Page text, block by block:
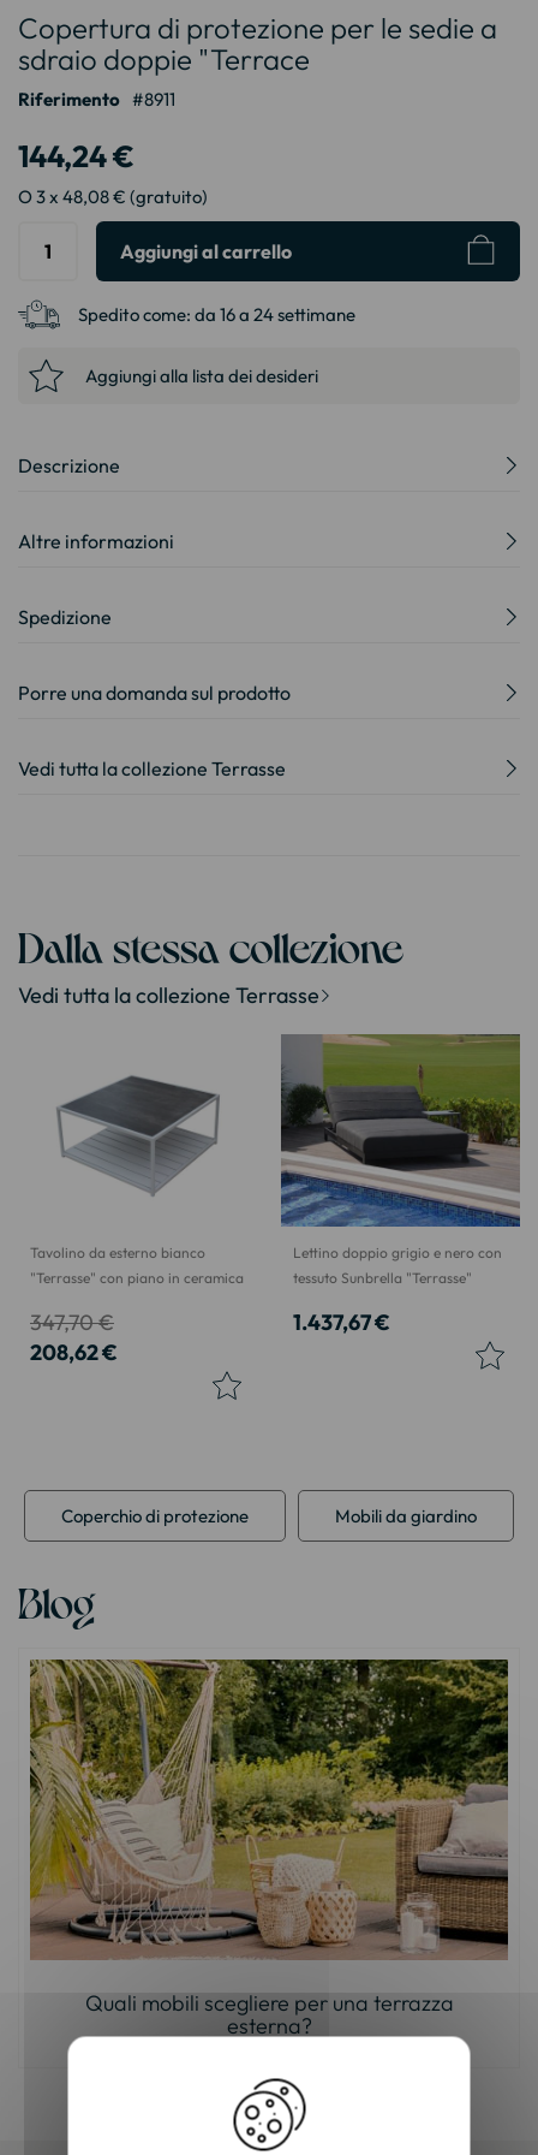
all'inizio
della
galleria
di
Copertura di protezione per le sedie a
sdraio doppie "Terrace
Riferimento 8911
144,24 €
O 3 x 48,08 € (gratuito)
Aggiungi al carrello
Spedito come: da 16 a 24 settimane
Aggiungi alla lista dei desideri
Descrizione
Altre informazioni
Spedizione
Porre una domanda sul prodotto
Vedi tutta la collezione Terrasse
Dalla stessa collezione
Vedi tutta la collezione Terrasse
Tavolino da esterno bianco
"Terrasse" con piano in ceramica
208,62 €
347,70 €
Lettino doppio grigio e nero con
tessuto Sunbrella "Terrasse"
1.437,67 €
Coperchio di protezione Mobili da giardino
Blog
Quali mobili scegliere per una terrazza
esterna?